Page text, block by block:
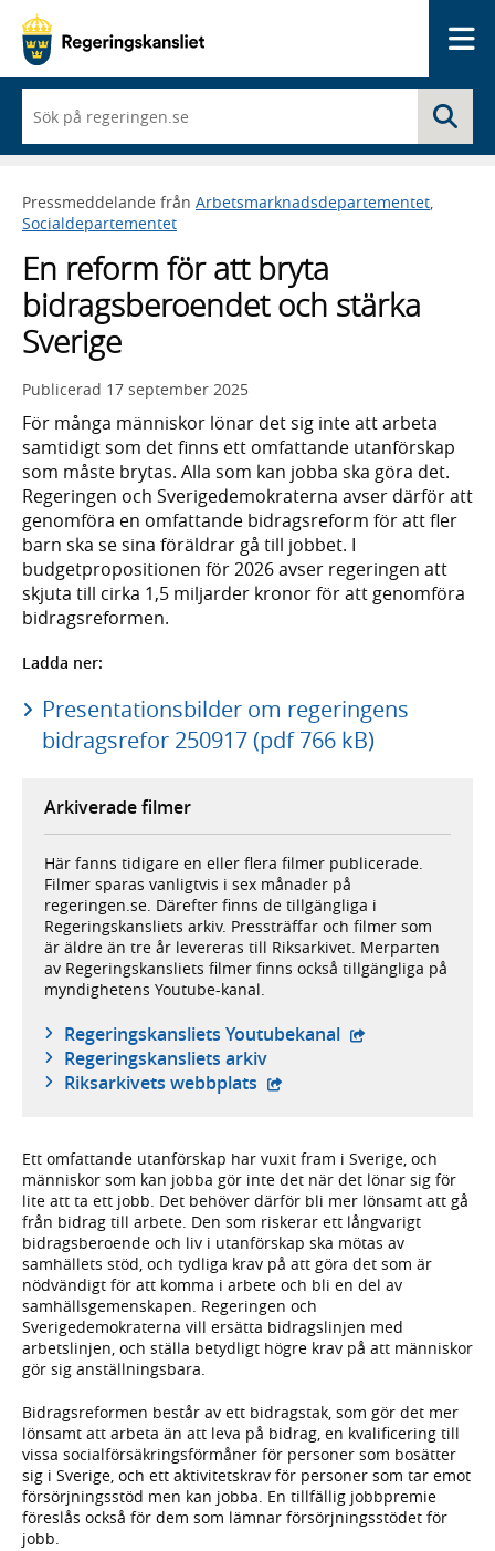
du
börjar
skriva
framträder
en
med
sökförslag
Pressmeddelande från Arbetsmarknadsdepartementet,
Socialdepartementet
En reform för att bryta
bidragsberoendet och stärka
Sverige
Publicerad 17 september 2025
För många människor lönar det sig inte att arbeta
samtidigt som det finns ett omfattande utanförskap
som måste brytas. Alla som kan jobba ska göra det.
Regeringen och Sverigedemokraterna avser därför att
genomföra en omfattande bidragsreform för att fler
barn ska se sina föräldrar gå till jobbet. I
budgetpropositionen för 2026 avser regeringen att
skjuta till cirka 1,5 miljarder kronor för att genomföra
bidragsreformen.
Ladda ner:
Presentationsbilder om regeringens
bidragsrefor 250917 (pdf 766 kB)
Arkiverade filmer
Här fanns tidigare en eller flera filmer publicerade.
Filmer sparas vanligtvis i sex månader på
regeringen.se. Därefter finns de tillgängliga i
Regeringskansliets arkiv. Pressträffar och filmer som
är äldre än tre år levereras till Riksarkivet. Merparten
av Regeringskansliets filmer finns också tillgängliga på
myndighetens Youtube-kanal.
Regeringskansliets Youtubekanal - extern
Regeringskansliets arkiv
Riksarkivets webbplats - extern webbplats,
Ett omfattande utanförskap har vuxit fram i Sverige, och
människor som kan jobba gör inte det när det lönar sig för
lite att ta ett jobb. Det behöver därför bli mer lönsamt att gå
från bidrag till arbete. Den som riskerar ett långvarigt
bidrags­beroende och liv i utanförskap ska mötas av
samhällets stöd, och tydliga krav på att göra det som är
nödvändigt för att komma i arbete och bli en del av
samhällsgemenskapen. Regeringen och
Sverigedemokraterna vill ersätta bidragslinjen med
arbetslinjen, och ställa betydligt högre krav på att människor
gör sig anställningsbara.
Bidragsreformen består av ett bidragstak, som gör det mer
lönsamt att arbeta än att leva på bidrag, en kvalificering till
vissa socialförsäkringsförmåner för personer som bosätter
sig i Sverige, och ett aktivitetskrav för personer som tar emot
försörjningsstöd men kan jobba. En tillfällig jobbpremie
föreslås också för dem som lämnar försörjningsstödet för
jobb.